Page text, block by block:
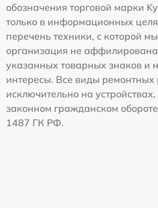
обозначения торговой марки
только в информационных
перечень техники, с которой
организация не
указанных товарных знаков и
интересы. Все виды ремонтных
исключительно на
законном гражданском обороте,
1487 ГК РФ.